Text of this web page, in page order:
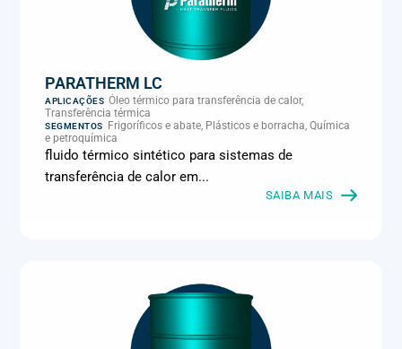
PARATHERM LC
APLICAÇÕES Óleo térmico para transferência de calor,
Transferência térmica
SEGMENTOS
Frigoríficos e abate, Plásticos e borracha, Química
e petroquímica
fluido térmico sintético para sistemas de
transferência de calor em...
SAIBA MAIS